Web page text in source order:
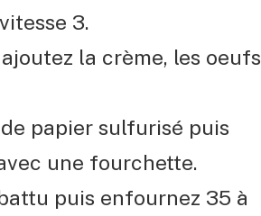
3.
la crème, les oeufs
papier sulfurisé puis
une fourchette.
puis enfournez 35 à